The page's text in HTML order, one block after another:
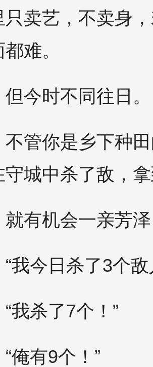
只卖艺，不卖身
难。
但今时不同往日。
不管你是乡下种
守城中杀了敌，
就有机会一亲芳
“我今日杀了3个敌
“我杀了7个！”
“俺有9个！”